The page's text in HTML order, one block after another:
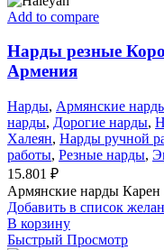
Add to compare
Нарды резные
Армения
Нарды, Армянские
нарды, Дорогие нарды,
Халеян, Нарды ручной
работы, Резные нарды,
15.801 ₽
Армянские нарды
Добавить в список
В корзину
Быстрый Просмотр